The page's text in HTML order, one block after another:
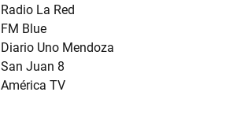
Radio La Red
FM Blue
Diario Uno Mendoza
San Juan 8
América TV